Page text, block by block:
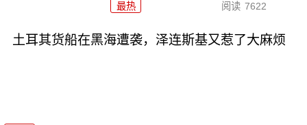
最热 阅读 7622
土耳其货船在黑海遭袭，泽连斯基又惹了大麻烦